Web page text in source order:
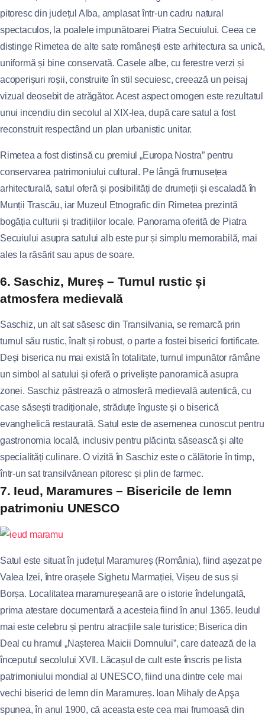
pitoresc din județul Alba, amplasat într-un cadru natural
spectaculos, la poalele impunătoarei Piatra Secuiului. Ceea ce
distinge Rimetea de alte sate românești este arhitectura sa unică,
uniformă și bine conservată. Casele albe, cu ferestre verzi și
acoperișuri roșii, construite în stil secuiesc, creează un peisaj
vizual deosebit de atrăgător. Acest aspect omogen este rezultatul
unui incendiu din secolul al XIX-lea, după care satul a fost
reconstruit respectând un plan urbanistic unitar.
Rimetea a fost distinsă cu premiul „Europa Nostra” pentru
conservarea patrimoniului cultural. Pe lângă frumusețea
arhitecturală, satul oferă și posibilități de drumeții și escaladă în
Munții Trascău, iar Muzeul Etnografic din Rimetea prezintă
bogăția culturii și tradițiilor locale. Panorama oferită de Piatra
Secuiului asupra satului alb este pur și simplu memorabilă, mai
ales la răsărit sau apus de soare.
6. Saschiz, Mureș – Turnul rustic și
atmosfera medievală
Saschiz, un alt sat săsesc din Transilvania, se remarcă prin
turnul său rustic, înalt și robust, o parte a fostei biserici fortificate.
Deși biserica nu mai există în totalitate, turnul impunător rămâne
un simbol al satului și oferă o priveliște panoramică asupra
zonei. Saschiz păstrează o atmosferă medievală autentică, cu
case săsești tradiționale, străduțe înguste și o biserică
evanghelică restaurată. Satul este de asemenea cunoscut pentru
gastronomia locală, inclusiv pentru plăcinta săsească și alte
specialități culinare. O vizită în Saschiz este o călătorie în timp,
într-un sat transilvănean pitoresc și plin de farmec.
7. Ieud, Maramures – Bisericile de lemn
patrimoniu UNESCO
Satul este situat în județul Maramureș (România), fiind așezat pe
Valea Izei, între orașele Sighetu Marmației, Vișeu de sus și
Borșa. Localitatea maramureșeană are o istorie îndelungată,
prima atestare documentară a acesteia fiind în anul 1365. Ieudul
mai este celebru și pentru atracțiile sale turistice; Biserica din
Deal cu hramul „Nașterea Maicii Domnului”, care datează de la
începutul secolului XVII. Lăcașul de cult este înscris pe lista
patrimoniului mondial al UNESCO, fiind una dintre cele mai
vechi biserici de lemn din Maramureș. Ioan Mihaly de Apşa
spunea, în anul 1900, că aceasta este cea mai frumoasă din